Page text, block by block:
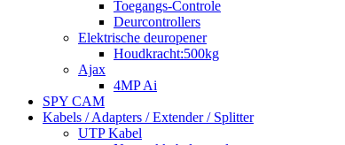
Toegangs-Controle
Deurcontrollers
Elektrische deuropener
Houdkracht:500kg
Ajax
4MP Ai
SPY CAM
Kabels / Adapters / Extender / Splitter
UTP Kabel